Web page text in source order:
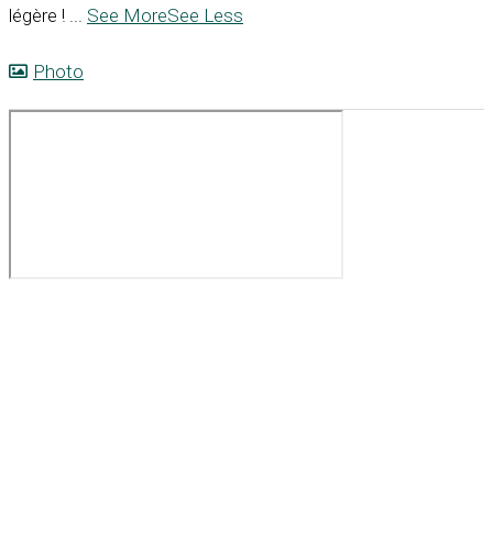
légère ! ... See MoreSee Less
Photo